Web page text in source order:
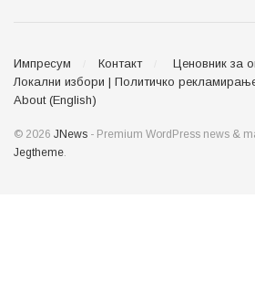
Импресум Контакт
Ценовник за
Локални избори | Политичко
About (English)
© 2026 JNews - Premium WordPress news &
Jegtheme.